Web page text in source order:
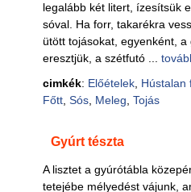
legalább két litert, ízesítsük
sóval. Ha forr, takarékra
ütött tojásokat, egyenként, a
eresztjük, a szétfutó ...
cimkék: Előételek, Hústalan
Főtt, Sós, Meleg Tojás
Gyúrt tészta
A lisztet a gyúrótábla
tetejébe mélyedést vájunk,